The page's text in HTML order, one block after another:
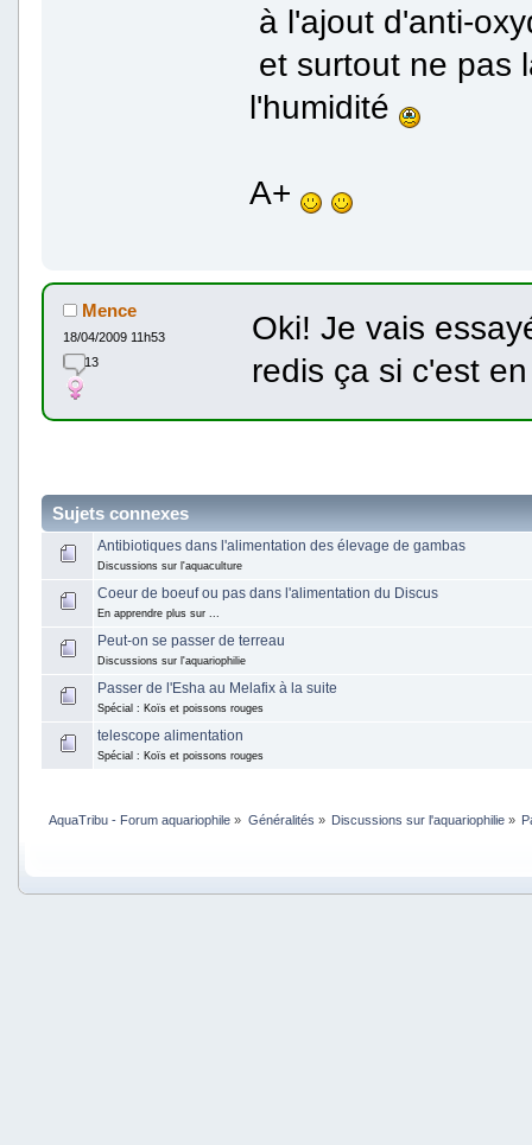
à l'ajout d'anti-
et surtout ne pas
l'humidité
A+
Mence
18/04/2009 11h53
13
Oki! Je vais
redis ça si c'est
Sujets connexes
Antibiotiques dans l'alimentation des élevage de gambas
Discussions sur l'aquaculture
Coeur de boeuf ou pas dans l'alimentation du Discus
En apprendre plus sur ...
Peut-on se passer de terreau
Discussions sur l'aquariophilie
Passer de l'Esha au Melafix à la suite
Spécial : Koïs et poissons rouges
telescope alimentation
Spécial : Koïs et poissons rouges
AquaTribu - Forum aquariophile » Généralités » Discussions sur l'aquariophilie»